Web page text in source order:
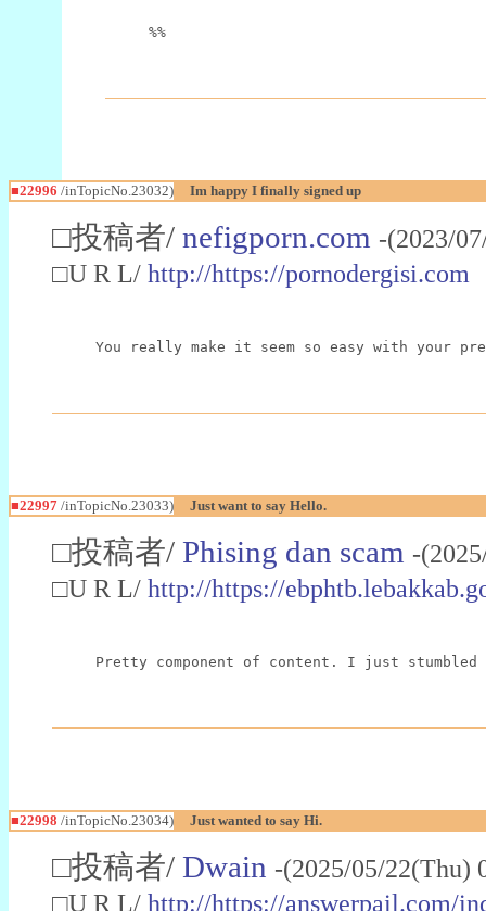
%%
■22996 /inTopicNo.23032) Im happy I finally signed up
□投稿者/ nefigporn.com -(2023/
□U R L/ http://https://pornodergisi.com
You really make it seem so easy with your
■22997 /inTopicNo.23033) Just want to say Hello.
□投稿者/ Phising dan scam -
□U R L/ http://https://
Pretty component of content. I just
■22998 /inTopicNo.23034) Just wanted to say Hi.
□投稿者/ Dwain -(2025/05/
□U R L/ http://https://answerpail.com/